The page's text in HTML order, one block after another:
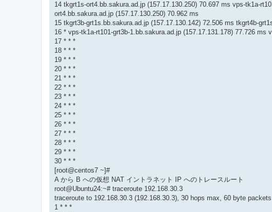
14 tkgrt1s-ort4.bb.sakura.ad.jp (157.17.130.250) 70.697 ms vps-tk1a-
ort4.bb.sakura.ad.jp (157.17.130.250) 70.962 ms
15 tkgrt3b-grt1s.bb.sakura.ad.jp (157.17.130.142) 72.506 ms tkgrt4b-
16 * vps-tk1a-rt101-grt3b-1.bb.sakura.ad.jp (157.17.131.178) 77.726
17 * * *
18 * * *
19 * * *
20 * * *
21 * * *
22 * * *
23 * * *
24 * * *
25 * * *
26 * * *
27 * * *
28 * * *
29 * * *
30 * * *
[root@centos7 ~]#
A から B への仮想 NAT イントラネット IP へのトレースルート
root@Ubuntu24:~# traceroute 192.168.30.3
traceroute to 192.168.30.3 (192.168.30.3), 30 hops max, 60 byte packets
1 * * *